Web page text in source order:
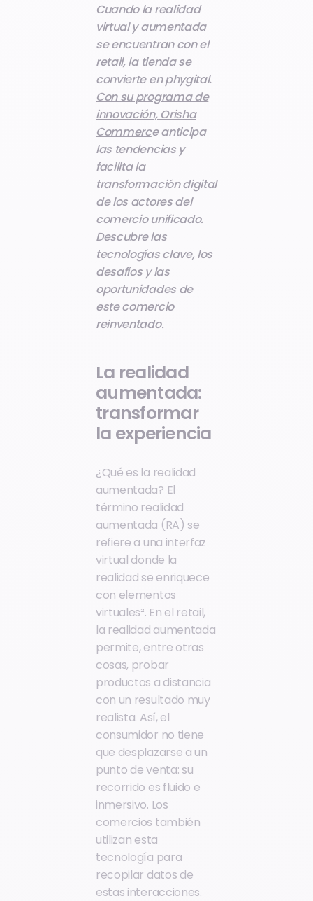
Cuando la realidad
virtual y aumentada
se encuentran con el
retail, la tienda se
convierte en phygital.
Con su programa de
innovación, Orisha
Commerce anticipa
las tendencias y
facilita la
transformación digital
de los actores del
comercio unificado.
Descubre las
tecnologías clave, los
desafíos y las
oportunidades de
este comercio
reinventado.
La realidad
aumentada:
transformar
la experiencia
¿Qué es la realidad
aumentada? El
término realidad
aumentada (RA) se
refiere a una interfaz
virtual donde la
realidad se enriquece
con elementos
virtuales². En el retail,
la realidad aumentada
permite, entre otras
cosas, probar
productos a distancia
con un resultado muy
realista. Así, el
consumidor no tiene
que desplazarse a un
punto de venta: su
recorrido es fluido e
inmersivo. Los
comercios también
utilizan esta
tecnología para
recopilar datos de
estas interacciones.